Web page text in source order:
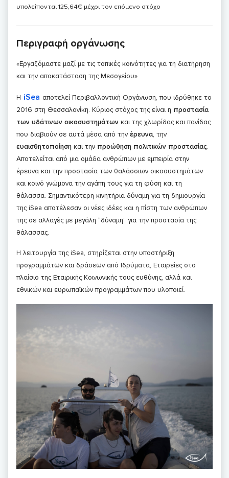
υπολείπονται 125,64€ μέχρι τον επόμενο στόχο
Περιγραφή οργάνωσης
«Εργαζόμαστε μαζί με τις τοπικές κοινότητες για τη διατήρηση
και την αποκατάσταση της Μεσογείου»
Η iSea αποτελεί Περιβαλλοντική Οργάνωση, που ιδρύθηκε το
2016 στη Θεσσαλονίκη. Κύριος στόχος της είναι η προστασία
των υδάτινων οικοσυστημάτων και της χλωρίδας και πανίδας
που διαβιούν σε αυτά μέσα από την έρευνα, την
ευαισθητοποίηση και την προώθηση πολιτικών προστασίας.
Αποτελείται από μια ομάδα ανθρώπων με εμπειρία στην
έρευνα και την προστασία των θαλάσσιων οικοσυστημάτων
και κοινό γνώμονα την αγάπη τους για τη φύση και τη
θάλασσα. Σημαντικότερη κινητήρια δύναμη για τη δημιουργία
της iSea αποτέλεσαν οι νέες ιδέες και η πίστη των ανθρώπων
της σε αλλαγές με μεγάλη “δύναμη” για την προστασία της
θάλασσας.
Η λειτουργία της iSea, στηρίζεται στην υποστήριξη
προγραμμάτων και δράσεων από Ιδρύματα, Εταιρείες στο
πλαίσιο της Εταιρικής Κοινωνικής τους ευθύνης, αλλά και
εθνικών και ευρωπαϊκών προγραμμάτων που υλοποιεί.